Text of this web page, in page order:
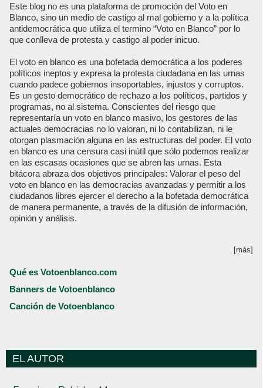
Este blog no es una plataforma de promoción del Voto en
Blanco, sino un medio de castigo al mal gobierno y a la política
antidemocrática que utiliza el termino “Voto en Blanco” por lo
que conlleva de protesta y castigo al poder inicuo.
El voto en blanco es una bofetada democrática a los poderes
políticos ineptos y expresa la protesta ciudadana en las urnas
cuando padece gobiernos insoportables, injustos y corruptos.
Es un gesto democrático de rechazo a los políticos, partidos y
programas, no al sistema. Conscientes del riesgo que
representaría un voto en blanco masivo, los gestores de las
actuales democracias no lo valoran, ni lo contabilizan, ni le
otorgan plasmación alguna en las estructuras del poder. El voto
en blanco es una censura casi inútil que sólo podemos realizar
en las escasas ocasiones que se abren las urnas. Esta
bitácora abraza dos objetivos principales: Valorar el peso del
voto en blanco en las democracias avanzadas y permitir a los
ciudadanos libres ejercer el derecho a la bofetada democrática
de manera permanente, a través de la difusión de información,
opinión y análisis.
[más]
Qué es Votoenblanco.com
Banners de Votoenblanco
Canción de Votoenblanco
EL AUTOR